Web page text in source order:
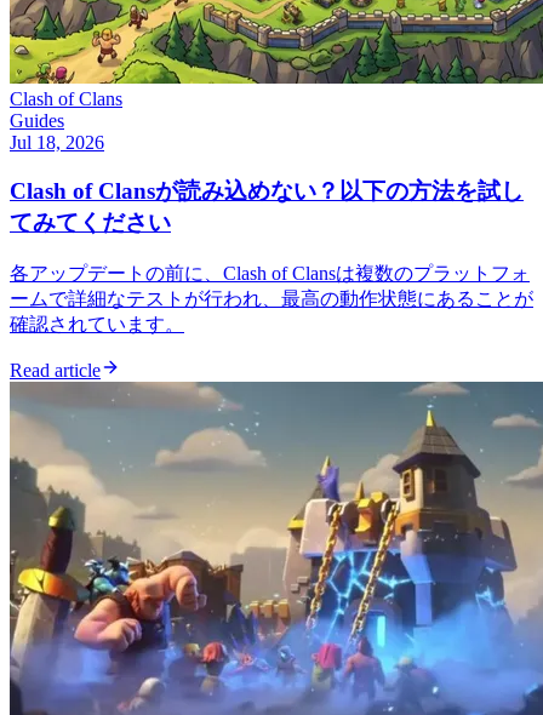
Clash of Clans
Guides
Jul 18, 2026
Clash of Clansが読み込めない？以下の方法を試し
てみてください
各アップデートの前に、Clash of Clansは複数のプラットフォ
ームで詳細なテストが行われ、最高の動作状態にあることが
確認されています。
Read article